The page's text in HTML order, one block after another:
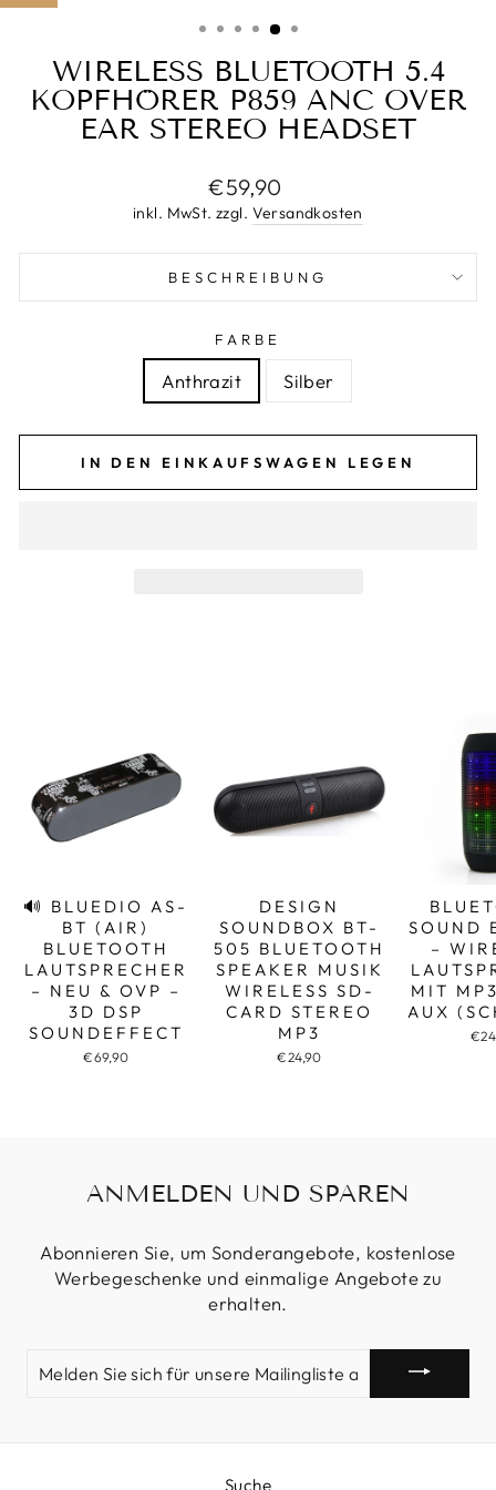
WIRELESS BLUETOOTH 5.4
KOPFHÖRER P859 ANC OVER
EAR STEREO HEADSET
Normaler
Preis
€59,90
inkl. MwSt. zzgl. Versandkosten
BESCHREIBUNG
FARBE
Anthrazit Silber
IN DEN EINKAUFSWAGEN LEGEN
🔊 BLUEDIO AS-
BT (AIR)
BLUETOOTH
LAUTSPRECHER
– NEU & OVP –
3D DSP
SOUNDEFFECT
€69,90
DESIGN
SOUNDBOX BT-
505 BLUETOOTH
SPEAKER MUSIK
WIRELESS SD-
CARD STEREO
MP3
€24,90
SOUND
–
MIT
AUX
ANMELDEN UND SPAREN
Abonnieren Sie, um Sonderangebote, kostenlose
Werbegeschenke und einmalige Angebote zu
erhalten.
SIE
SICH
UNSERE
Suche